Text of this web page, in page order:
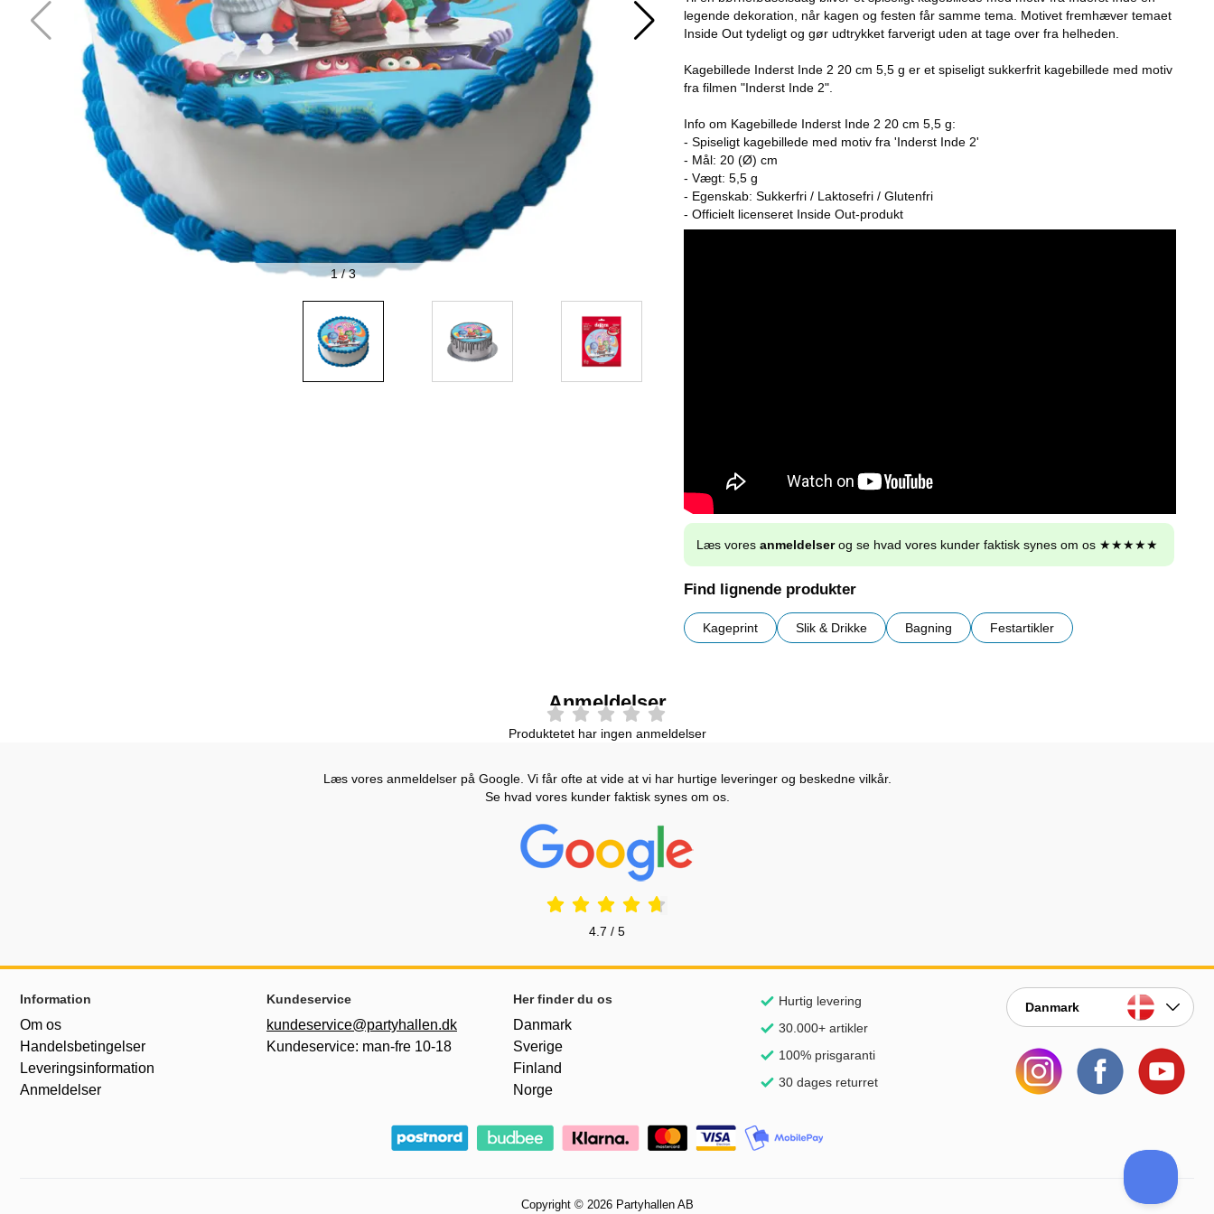
1/3
legende dekoration, når kagen og festen får samme tema. Motivet fremhæver temaet
Inside Out tydeligt og gør udtrykket farverigt uden at tage over fra helheden.
Kagebillede Inderst Inde 2 20 cm 5,5 g er et spiseligt sukkerfrit kagebillede med motiv
fra filmen "Inderst Inde 2".
Info om Kagebillede Inderst Inde 2 20 cm 5,5 g:
- Spiseligt kagebillede med motiv fra 'Inderst Inde 2'
- Mål: 20 (Ø) cm
- Vægt: 5,5 g
- Egenskab: Sukkerfri / Laktosefri / Glutenfri
- Officielt licenseret Inside Out-produkt
Læs vores anmeldelserog se hvad vores kunder faktisk synes om os ★★★★★
Find lignende produkter
Kageprint Slik & Drikke Bagning Festartikler
Anmeldelser
Produktetet har ingen anmeldelser
Læs vores anmeldelser på Google. Vi får ofte at vide at vi har hurtige leveringer og beskedne vilkår.
Se hvad vores kunder faktisk synes om os.
Prisjakt Anmeldelser: 4.7 Stjerne
4.7 / 5
Sidefodsinhold Blandet info og links
Information
Om os
Handelsbetingelser
Leveringsinformation
Anmeldelser
Kundeservice
kundeservice@partyhallen.dk
Kundeservice: man-fre 10-18
Her finder du os
Danmark
Sverige
Finland
Norge
Hurtig levering
30.000+ artikler
100% prisgaranti
30 dages returret
Danmark
Copyright © 2026 Partyhallen AB